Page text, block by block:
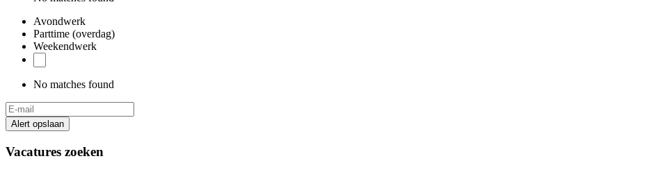
Avondwerk
Parttime (overdag)
Weekendwerk
No matches found
Alert opslaan
Vacatures zoeken